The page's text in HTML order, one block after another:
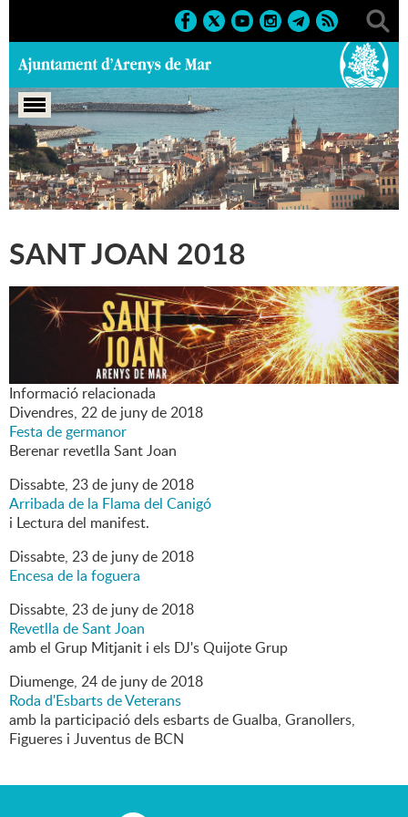
Portada > Marcs > 2018 > Sant Joan 2018
SANT JOAN 2018
Informació relacionada
Divendres, 22de junyde2018
Festa de germanor
Berenar revetlla Sant Joan
Dissabte, 23de junyde2018
Arribada de la Flama del Canigó
i Lectura del manifest.
Dissabte, 23de junyde2018
Encesa de la foguera
Dissabte, 23de junyde2018
Revetlla de Sant Joan
amb el Grup Mitjanit i els DJ's Quijote Grup
Diumenge, 24de junyde2018
Roda d'Esbarts de Veterans
amb la participació dels esbarts de Gualba, Granollers,
Figueres i Juventus de BCN